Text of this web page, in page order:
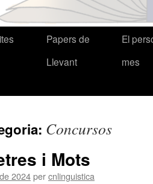
Papers de
Llevant
El
mes
Concursos
i Mots
2024percnlinguistica